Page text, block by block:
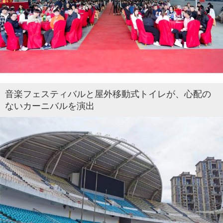
音楽フェスティバルと屋外移動式トイレが、心配の
ないカーニバルを演出